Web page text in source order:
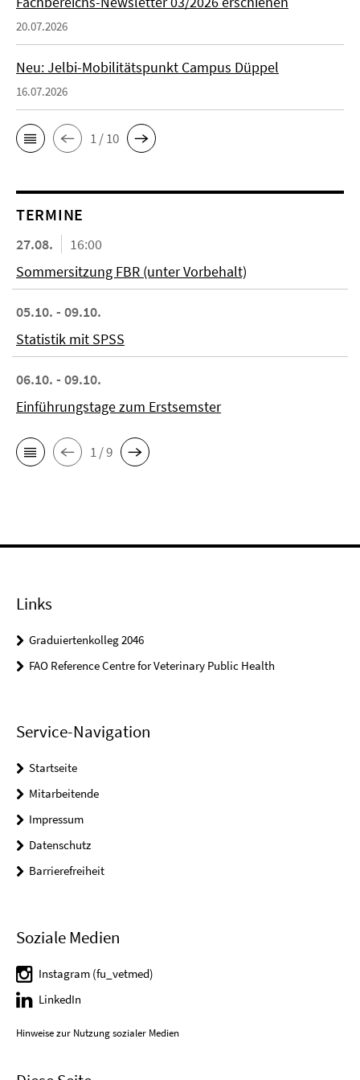
20.07.2026
Neu: Jelbi-Mobilitätspunkt Campus Düppel
16.07.2026
1 / 10
TERMINE
27.08.
16:00
Sommersitzung FBR (unter Vorbehalt)
05.10. - 09.10.
Statistik mit SPSS
06.10. - 09.10.
Einführungstage zum Erstsemster
1 / 9
Links
Graduiertenkolleg 2046
FAO Reference Centre for Veterinary Public Health
Service-Navigation
Startseite
Mitarbeitende
Impressum
Datenschutz
Barrierefreiheit
Soziale Medien
Instagram (fu_vetmed)
LinkedIn
Hinweise zur Nutzung sozialer Medien